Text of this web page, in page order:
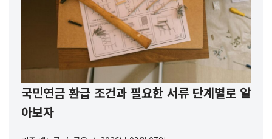
국민연금 환급 조건과 필요한 서류 단계별로 알
아보자